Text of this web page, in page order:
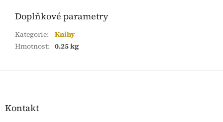
Doplňkové parametry
Kategorie:
Knihy
Hmotnost: 0.25 kg
Z
Kontakt